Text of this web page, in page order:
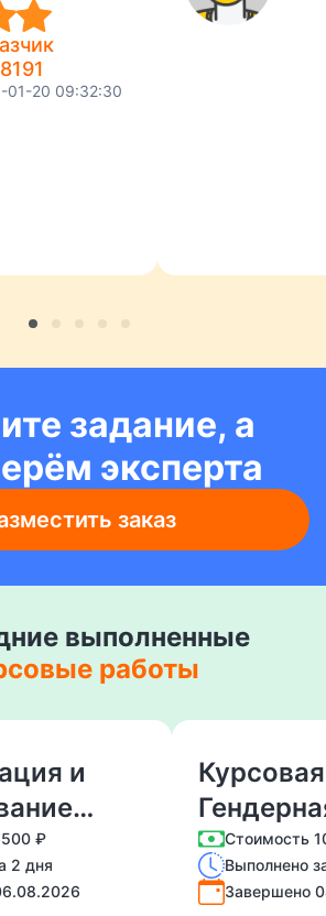
01-20 09:32:30
задание, а
эксперта
заказ
выполненные
работы
и
₽
2 дня
Стоимость
Выполнено
Завершено